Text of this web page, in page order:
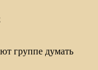
группе думать